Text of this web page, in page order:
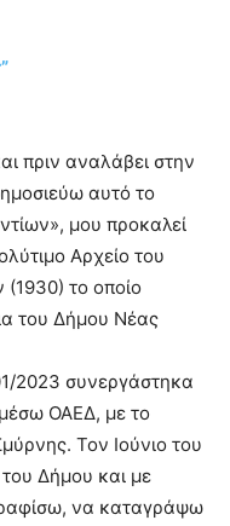
πριν αναλάβει στην
αυτό το
μου προκαλεί
Αρχείο του
το οποίο
του Δήμου Νέας
2023 συνεργάστηκα
ΟΑΕΔ, με το
Τον Ιούνιο του
Δήμου και με
να καταγράψω